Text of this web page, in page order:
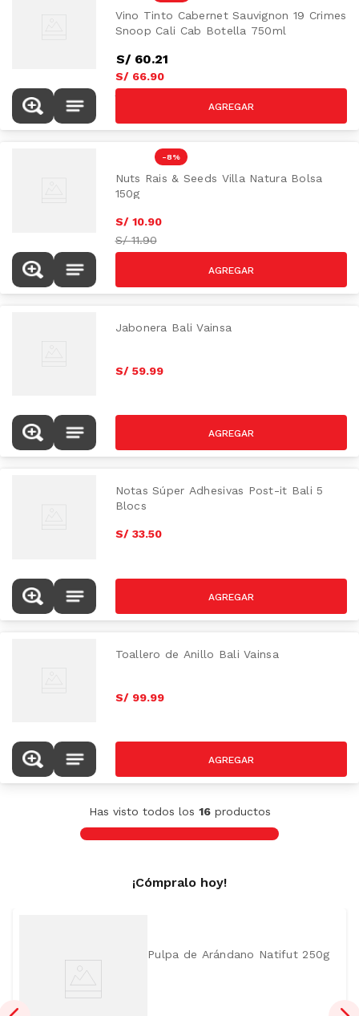
Vino Tinto Cabernet Sauvignon 19 Crimes
Snoop Cali Cab Botella 750ml
S/ 60.21
S/ 66.90
S/
AZUCAR
-8 %
Nuts Rais & Seeds Villa Natura Bolsa
150g
S/ 10.90
S/11.90
Jabonera Bali Vainsa
S/ 59.99
Notas Súper Adhesivas Post-it Bali 5
Blocs
S/ 33.50
Toallero de Anillo Bali Vainsa
S/ 99.99
Has visto todos los 16productos
¡Cómpralo hoy!
Pulpa de Arándano Natifut 250g